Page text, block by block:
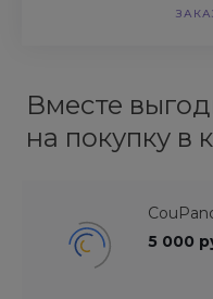
Вместе
на покупку в
5 000